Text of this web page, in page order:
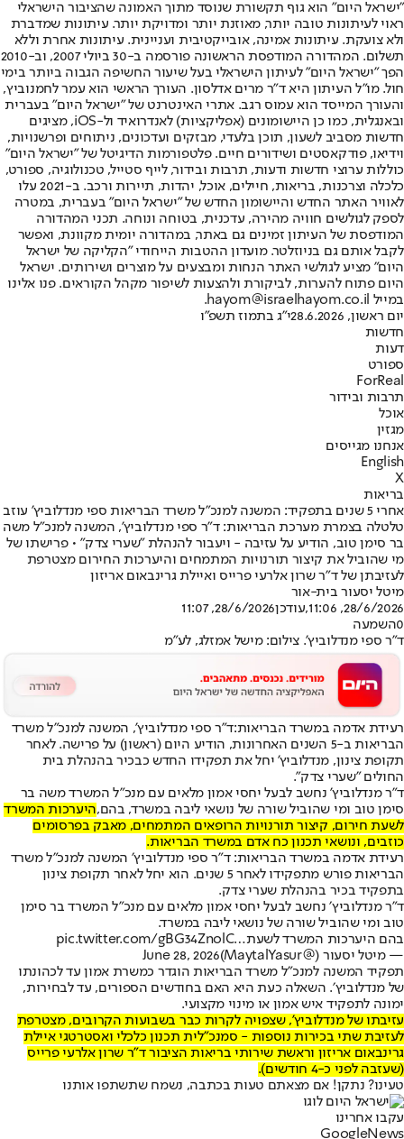
"ישראל היום" הוא גוף תקשורת שנוסד מתוך האמונה שהציבור הישראלי
ראוי לעיתונות טובה יותר, מאוזנת יותר ומדויקת יותר. עיתונות שמדברת
ולא צועקת. עיתונות אמינה, אובייקטיבית ועניינית. עיתונות אחרת וללא
תשלום. המהדורה המודפסת הראשונה פורסמה ב-30 ביולי 2007, וב-2010
הפך "ישראל היום" לעיתון הישראלי בעל שיעור החשיפה הגבוה ביותר בימי
חול. מו"ל העיתון היא ד"ר מרים אדלסון. העורך הראשי הוא עמר לחמנוביץ,
והעורך המייסד הוא עמוס רגב. אתרי האינטרנט של "ישראל היום" בעברית
ובאנגלית, כמו כן היישומונים (אפליקציות) לאנדרואיד ול-iOS, מציגים
חדשות מסביב לשעון, תוכן בלעדי, מבזקים ועדכונים, ניתוחים ופרשנויות,
וידיאו, פודקאסטים ושידורים חיים. פלטפורמות הדיגיטל של "ישראל היום"
כוללות ערוצי חדשות ודעות, תרבות ובידור, לייף סטייל, טכנולוגיה, ספורט,
כלכלה וצרכנות, בריאות, חיילים, אוכל, יהדות, תיירות ורכב. ב-2021 עלו
לאוויר האתר החדש והיישומון החדש של "ישראל היום" בעברית, במטרה
לספק לגולשים חוויה מהירה, עדכנית, בטוחה ונוחה. תכני המהדורה
המודפסת של העיתון זמינים גם באתר, במהדורה יומית מקוונת, ואפשר
לקבל אותם גם בניוזלטר. מועדון ההטבות הייחודי "הקליקה של ישראל
היום" מציע לגולשי האתר הנחות ומבצעים על מוצרים ושירותים. ישראל
היום פתוח להערות, לביקורת ולהצעות לשיפור מקהל הקוראים. פנו אלינו
במייל hayom@israelhayom.co.il.
יום ראשון, 28.6.2026
י"ג בתמוז תשפ"ו
חדשות
דעות
ספורט
ForReal
תרבות ובידור
אוכל
מגזין
אנחנו מגייסים
English
X
בריאות
אחרי 5 שנים בתפקיד: המשנה למנכ"ל משרד הבריאות ספי מנדלוביץ' עוזב
טלטלה בצמרת מערכת הבריאות: ד"ר ספי מנדלוביץ', המשנה למנכ"ל משה
בר סימן טוב, הודיע על עזיבה - ויעבור להנהלת "שערי צדק" • פרישתו של
מי שהוביל את קיצור תורנויות המתמחים והיערכות החירום מצטרפת
לעזיבתן של ד"ר שרון אלרעי פרייס ואיילת גרינבאום אריזון
מיטל יסעור בית-אור
28/6/2026, 11:06
,עודכן28/6/2026, 11:07
0השמעה
ד"ר ספי מנדלוביץ'. צילום: מישל אמזלג, לע"מ
‏רעידת אדמה במשרד הבריאות:ד"ר ספי מנדלוביץ', המשנה למנכ"ל משרד
הבריאות ב-5 השנים האחרונות, הודיע היום (ראשון) על פרישה. לאחר
תקופת צינון, מנדלוביץ' יחל את תפקידו החדש כבכיר בהנהלת בית
החולים "שערי צדק".
‏ד"ר מנדלוביץ' נחשב לבעל יחסי אמון מלאים עם מנכ"ל המשרד משה בר
סימן טוב ומי שהוביל שורה של נושאי ליבה במשרד, בהם,היערכות המשרד
לשעת חירום, קיצור תורנויות הרופאים המתמחים, מאבק בפרסומים
כוזבים, ונושאי תכנון כח אדם במשרד הבריאות.
רעידת אדמה במשרד הבריאות: ד״ר ספי מנדלוביץ׳ המשנה למנכ״ל משרד
הבריאות פורש מתפקידו לאחר 5 שנים. הוא יחל לאחר תקופת צינון
בתפקיד בכיר בהנהלת שערי צדק.
ד״ר מנדלוביץ׳ נחשב לבעל יחסי אמון מלאים עם מנכ״ל המשרד בר סימן
טוב ומי שהוביל שורה של נושאי ליבה במשרד.
בהם היערכות המשרד לשעת…pic.twitter.com/gBG34ZnolC
— מיטל יסעור (@MaytalYasur)
June 28, 2026
תפקיד המשנה למנכ"ל משרד הבריאות הוגדר כמשרת אמון עד לכהונתו
של מנדלוביץ׳. השאלה כעת היא האם בחודשים הספורים, עד לבחירות,
ימונה לתפקיד איש אמון או מינוי מקצועי.
‏עזיבתו של מנדלוביץ', שצפויה לקרות כבר בשבועות הקרובים, מצטרפת
לעזיבת שתי בכירות נוספות - סמנכ"לית תכנון כלכלי ואסטרטגי איילת
גרינבאום אריזון וראשת שירותי בריאות הציבור ד"ר שרון אלרעי פרייס
(שעזבה לפני כ-4 חודשים).
טעינו? נתקן! אם מצאתם טעות בכתבה, נשמח שתשתפו אותנו
עקבו אחרינו
Googl eNews